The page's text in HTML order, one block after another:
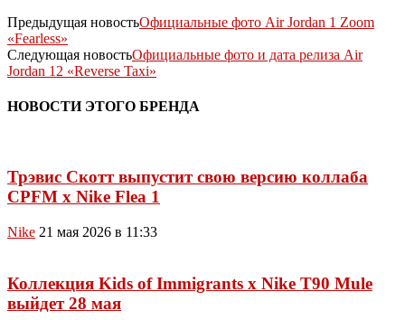
Предыдущая новостьОфициальные фото Air Jordan 1 Zoom
«Fearless»
Следующая новостьОфициальные фото и дата релиза Air
Jordan 12 «Reverse Taxi»
НОВОСТИ ЭТОГО БРЕНДА
Трэвис Скотт выпустит свою версию коллаба
CPFM x Nike Flea 1
Nike 21 мая 2026 в 11:33
Коллекция Kids of Immigrants x Nike T90 Mule
выйдет 28 мая